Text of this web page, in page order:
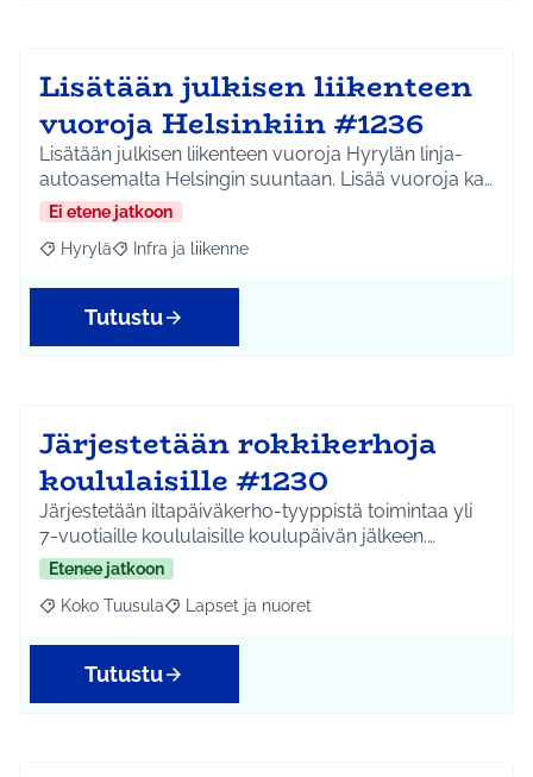
Lisätään julkisen liikenteen
vuoroja Helsinkiin #1236
Lisätään julkisen liikenteen vuoroja Hyrylän linja-
autoasemalta Helsingin suuntaan. Lisää vuoroja ka…
Ei etene jatkoon
Rajaa tulokset aihepiirin mukaan: Hyrylä
Hyrylä Rajaa tulokset teeman mukaan: Infra ja liikenne
Infra ja liikenne
Tutustu
Järjestetään rokkikerhoja
koululaisille #1230
Järjestetään iltapäiväkerho-tyyppistä toimintaa yli
7-vuotiaille koululaisille koulupäivän jälkeen.…
Etenee jatkoon
Rajaa tulokset aihepiirin mukaan: Koko Tuusula
Koko Tuusula Rajaa tulokset teeman mukaan: Lapset ja
Lapset ja nuoret
Tutustu